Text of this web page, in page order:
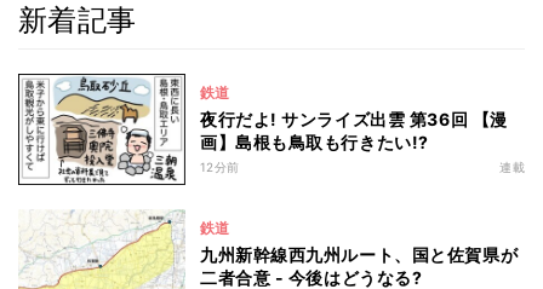
新着記事
鉄道
夜行だよ! サンライズ出雲 第36回 【漫
画】島根も鳥取も行きたい!?
12分前 連載
鉄道
九州新幹線西九州ルート、国と佐賀県が
二者合意 - 今後はどうなる?